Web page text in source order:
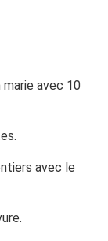
avec 10
avec le